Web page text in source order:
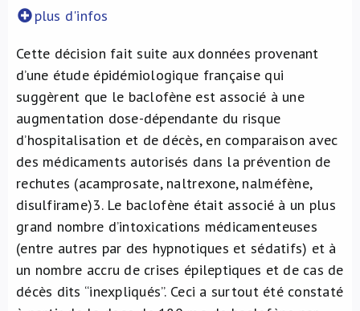
plus d'infos
Cette décision fait suite aux données provenant
d’une étude épidémiologique française qui
suggèrent que le baclofène est associé à une
augmentation dose-dépendante du risque
d’hospitalisation et de décès, en comparaison avec
des médicaments autorisés dans la prévention de
rechutes (acamprosate, naltrexone, nalméfène,
disulfirame)3. Le baclofène était associé à un plus
grand nombre d’intoxications médicamenteuses
(entre autres par des hypnotiques et sédatifs) et à
un nombre accru de crises épileptiques et de cas de
décès dits “inexpliqués”. Ceci a surtout été constaté